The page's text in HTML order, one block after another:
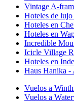
Vintage A-
Hoteles de
Hoteles en
Hoteles en
Incredible
Icicle Village
Hoteles en
Haus Hanika -
Vuelos a
Vuelos a